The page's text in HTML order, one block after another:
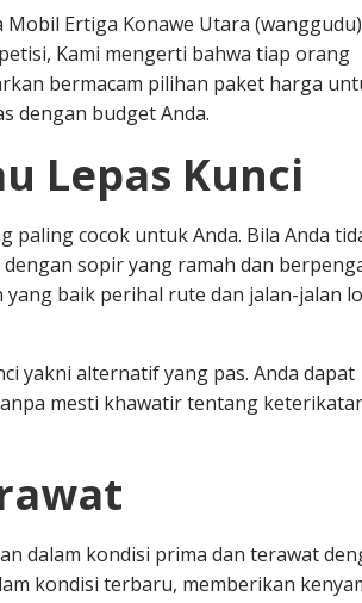
Ertiga Konawe Utara
Kami mengerti bahwa tiap orang
bermacam pilihan paket harga
dengan budget Anda.
Lepas Kunci
paling cocok untuk Anda. Bila Anda
sopir yang ramah dan
baik perihal rute dan jalan-jalan
yakni alternatif yang pas. Anda dapat
mesti khawatir tentang
dalam kondisi prima dan terawat
kondisi terbaru, memberikan